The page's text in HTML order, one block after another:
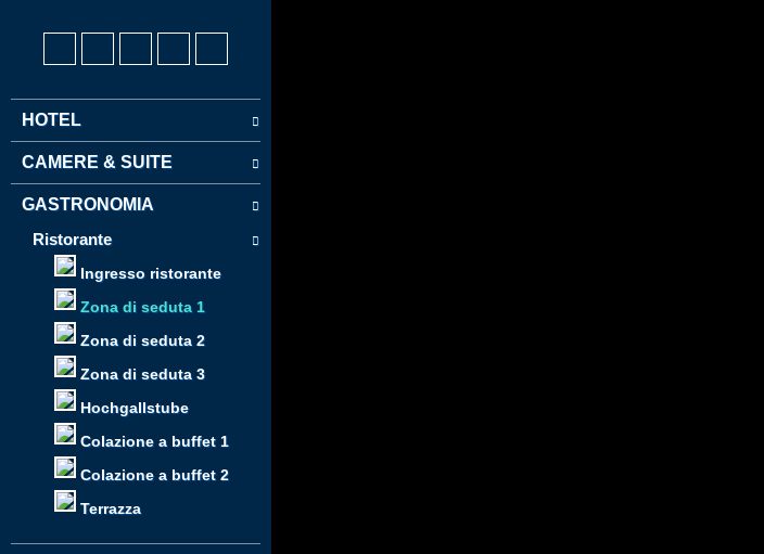
HOTEL
CAMERE & SUITE
GASTRONOMIA
Ristorante
Ingresso ristorante
Zona di seduta 1
Zona di seduta 2
Zona di seduta 3
Hochgallstube
Colazione a buffet 1
Colazione a buffet 2
Terrazza